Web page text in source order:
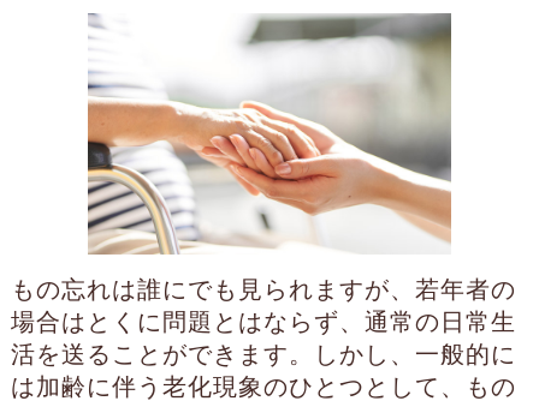
もの忘れは誰にでも見られますが、若年者の
場合はとくに問題とはならず、通常の日常生
活を送ることができます。しかし、一般的に
は加齢に伴う老化現象のひとつとして、もの